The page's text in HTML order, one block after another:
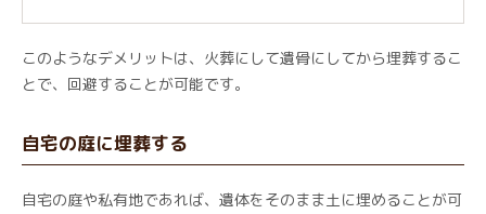
このようなデメリットは、火葬にして遺骨にしてから埋葬するこ
とで、回避することが可能です。
自宅の庭に埋葬する
自宅の庭や私有地であれば、遺体をそのまま土に埋めることが可